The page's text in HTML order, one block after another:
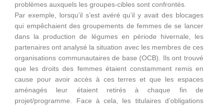
problèmes auxquels les groupes-cibles sont confrontés.
Par exemple, lorsqu’il s’est avéré qu’il y avait des blocages
qui empêchaient des groupements de femmes de se lancer
dans la production de légumes en période hivernale, les
partenaires ont analysé la situation avec les membres de ces
organisations communautaires de base (OCB). Ils ont trouvé
que les droits des femmes étaient constamment remis en
cause pour avoir accès à ces terres et que les espaces
aménagés leur étaient retirés à chaque fin de
projet/programme. Face à cela, les titulaires d’obligations